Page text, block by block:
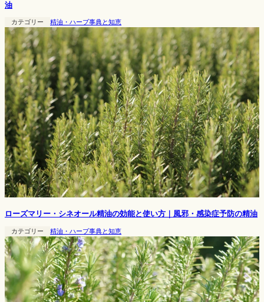
油
カテゴリー 精油・ハーブ事典と知恵
ローズマリー・シネオール精油の効能と使い方｜風邪・感染症予防の精油
カテゴリー 精油・ハーブ事典と知恵